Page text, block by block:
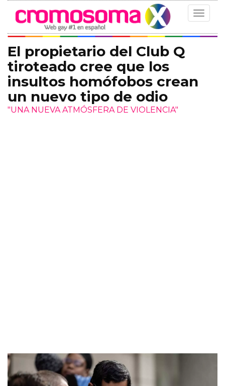
Toggle
El propietario del Club Q
tiroteado cree que los
insultos homófobos crean
un nuevo tipo de odio
"UNA NUEVA ATMÓSFERA DE VIOLENCIA"